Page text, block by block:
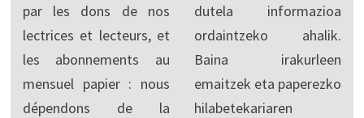
par les dons de nos
lectrices et lecteurs, et
les abonnements au
mensuel papier : nous
dépendons de la
dutela informazioa
ordaintzeko ahalik.
Baina irakurleen
emaitzek eta paperezko
hilabetekariaren